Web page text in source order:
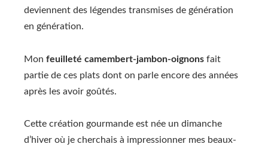
deviennent des légendes transmises de génération
en génération.
Mon feuilleté camembert-jambon-oignons fait
partie de ces plats dont on parle encore des années
après les avoir goûtés.
Cette création gourmande est née un dimanche
d’hiver où je cherchais à impressionner mes beaux-